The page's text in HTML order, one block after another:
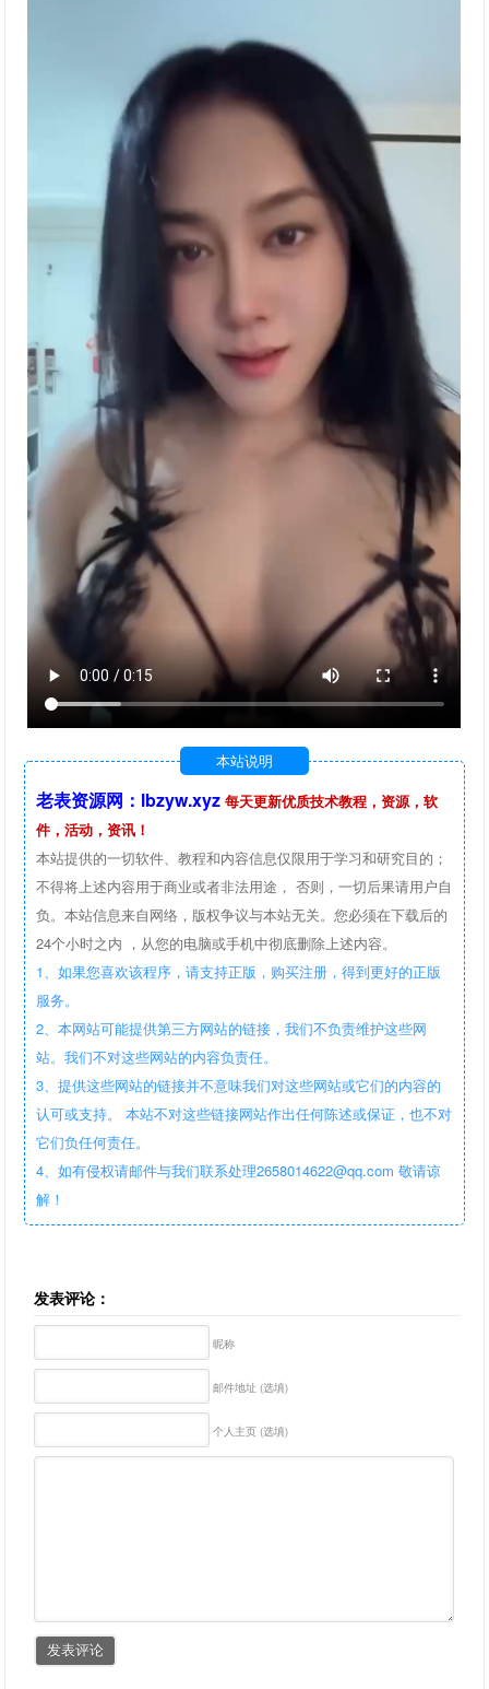
本站说明
老表资源网：lbzyw.xyz 每天更新优质技术教程，资源，软
件，活动，资讯！
本站提供的一切软件、教程和内容信息仅限用于学习和研究目的；
不得将上述内容用于商业或者非法用途， 否则，一切后果请用户自
负。本站信息来自网络，版权争议与本站无关。您必须在下载后的
24个小时之内 ，从您的电脑或手机中彻底删除上述内容。
1、如果您喜欢该程序，请支持正版，购买注册，得到更好的正版
服务。
2、本网站可能提供第三方网站的链接，我们不负责维护这些网
站。我们不对这些网站的内容负责任。
3、提供这些网站的链接并不意味我们对这些网站或它们的内容的
认可或支持。 本站不对这些链接网站作出任何陈述或保证，也不对
它们负任何责任。
4、如有侵权请邮件与我们联系处理2658014622@qq.com 敬请谅
解！
发表评论：
昵称
邮件地址 (选填)
个人主页 (选填)